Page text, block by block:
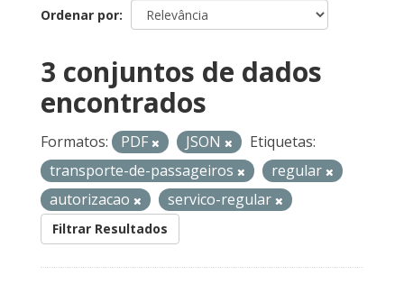
Ordenar por
3 conjuntos de dados
encontrados
Formatos: PDF JSON
Etiquetas:
transporte-de-passageiros
regular
autorizacao
servico-regular
Filtrar Resultados